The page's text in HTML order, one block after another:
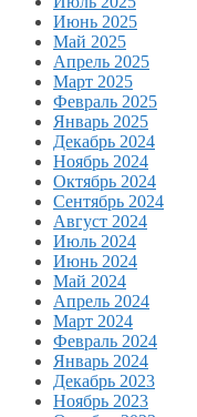
Июнь 2025
Май 2025
Апрель 2025
Март 2025
Февраль 2025
Январь 2025
Декабрь 2024
Ноябрь 2024
Октябрь 2024
Сентябрь 2024
Август 2024
Июль 2024
Июнь 2024
Май 2024
Апрель 2024
Март 2024
Февраль 2024
Январь 2024
Декабрь 2023
Ноябрь 2023